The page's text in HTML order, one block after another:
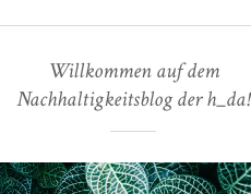
Willkommen auf dem
Nachhaltigkeitsblog der h_da!